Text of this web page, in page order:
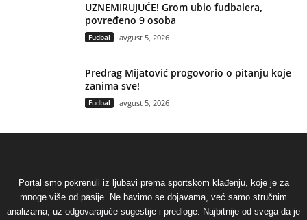
UZNEMIRUJUĆE! Grom ubio fudbalera,
povređeno 9 osoba
Fudbal avgust 5, 2026
Predrag Mijatović progovorio o pitanju koje
zanima sve!
Fudbal avgust 5, 2026
Portal smo pokrenuli iz ljubavi prema sportskom klađenju, koje je za
mnoge više od pasije. Ne bavimo se dojavama, već samo stručnim
analizama, uz odgovarajuće sugestije i predloge. Najbitnije od svega da je